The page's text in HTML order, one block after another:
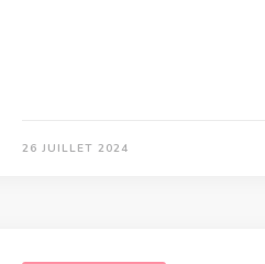
26 JUILLET 2024